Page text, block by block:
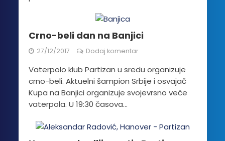
Crno-beli dan na Banjici
27/12/2017 Dodaj komentar
Vaterpolo klub Partizan u sredu organizuje
crno-beli. Aktuelni šampion Srbije i osvajač
Kupa na Banjici organizuje svojevrsno veče
vaterpola. U 19:30 časova...